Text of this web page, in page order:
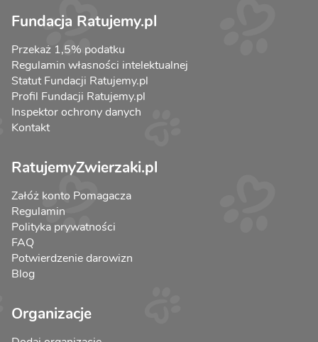
Fundacja Ratujemy.pl
Przekaż 1,5% podatku
Regulamin własności intelektualnej
Statut Fundacji Ratujemy.pl
Profil Fundacji Ratujemy.pl
Inspektor ochrony danych
Kontakt
RatujemyZwierzaki.pl
Załóż konto Pomagacza
Regulamin
Polityka prywatności
FAQ
Potwierdzenie darowizn
Blog
Organizacje